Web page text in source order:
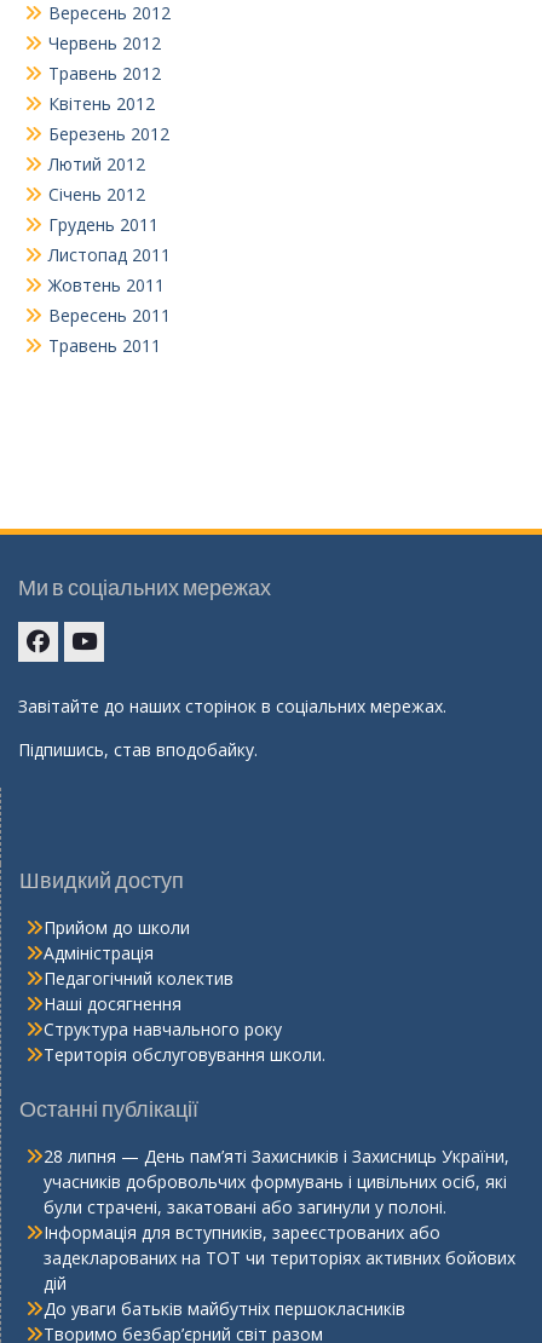
Вересень 2012
Червень 2012
Травень 2012
Квітень 2012
Березень 2012
Лютий 2012
Січень 2012
Грудень 2011
Листопад 2011
Жовтень 2011
Вересень 2011
Травень 2011
Ми в соціальних мережах
Завітайте до наших сторінок в соціальних мережах.
Підпишись, став вподобайку.
Швидкий доступ
Прийом до школи
Адміністрація
Педагогічний колектив
Наші досягнення
Структура навчального року
Територія обслуговування школи.
Останні публікації
28 липня — День пам’яті Захисників і Захисниць України,
учасників добровольчих формувань і цивільних осіб, які
були страчені, закатовані або загинули у полоні.
Інформація для вступників, зареєстрованих або
задекларованих на ТОТ чи територіях активних бойових
дій
До уваги батьків майбутніх першокласників
Творимо безбар’єрний світ разом